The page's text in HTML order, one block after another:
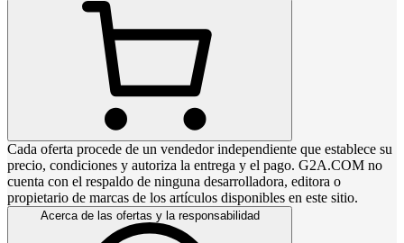
Cada oferta procede de un vendedor independiente que establece su
precio, condiciones y autoriza la entrega y el pago. G2A.COM no
cuenta con el respaldo de ninguna desarrolladora, editora o
propietario de marcas de los artículos disponibles en este sitio.
Acerca de las ofertas y la responsabilidad